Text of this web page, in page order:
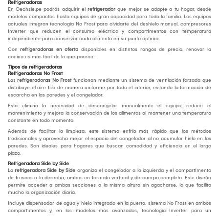
Refrigeradoras
En Oechsle.pe podrás adquirir el refrigerador que mejor se adapte a tu hogar, desde
modelos compactos hasta equipos de gran capacidad para toda la familia. Los equipos
actuales integran tecnología No Frost para olvidarte del deshielo manual, compresores
Inverter que reducen el consumo eléctrico y compartimentos con temperatura
independiente para conservar cada alimento en su punto óptimo.
Con refrigeradoras en oferta disponibles en distintos rangos de precio, renovar la
cocina es más fácil de lo que parece.
Tipos de refrigeradoras
Refrigeradoras No Frost
Las refrigeradoras No Frostfuncionan mediante un sistema de ventilación forzada que
distribuye el aire frío de manera uniforme por todo el interior, evitando la formación de
escarcha en las paredes y el congelador.
Esto elimina la necesidad de descongelar manualmente el equipo, reduce el
mantenimiento y mejora la conservación de los alimentos al mantener una temperatura
constante en todo momento.
Además de facilitar la limpieza, este sistema enfría más rápido que los métodos
tradicionales y aprovecha mejor el espacio del congelador al no acumular hielo en las
paredes. Son ideales para hogares que buscan comodidad y eficiencia en el largo
plazo.
Refrigeradora Side by Side
La refrigeradora Side by Side organiza el congelador a la izquierda y el compartimento
de frescos a la derecha, ambos en formato vertical y de cuerpo completo. Este diseño
permite acceder a ambas secciones a la misma altura sin agacharse, lo que facilita
mucho la organización diaria.
Incluye dispensador de agua y hielo integrado en la puerta, sistema No Frost en ambos
compartimentos y, en los modelos más avanzados, tecnología Inverter para un